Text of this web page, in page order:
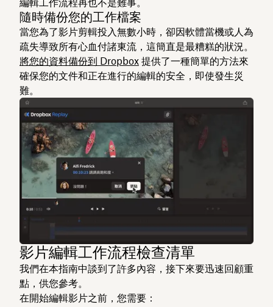
隨時備份您的工作檔案
當您為了影片剪輯投入無數小時，卻因軟體當機或人為
疏失導致所有心血付諸東流，這簡直是最糟糕的狀況。
將您的資料備份到 Dropbox 提供了一種簡單的方法來
確保您的文件和正在進行的編輯的安全，即使發生災
難。
影片編輯工作流程檢查清單
我們在本指南中談到了許多內容，接下來要迅速回顧重
點，供您參考。
在開始編輯影片之前，您需要：